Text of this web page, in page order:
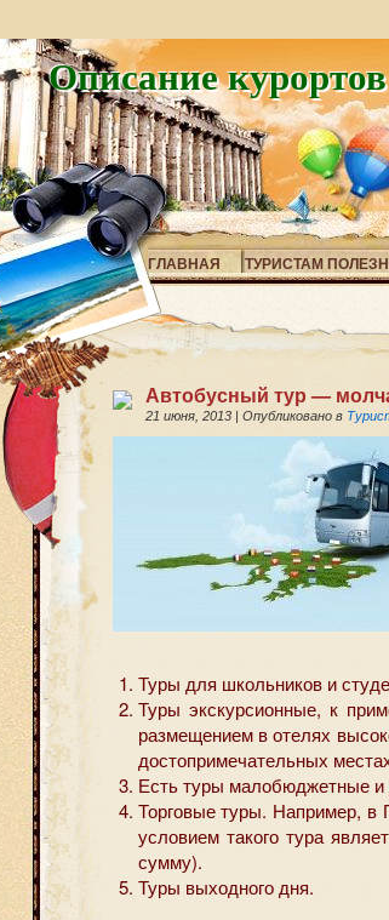
Описание
ГЛАВНАЯ ТУРИСТАМ
Автобусный тур —
21 июня, 2013 | Опубликовано в
Туры для школьников и
Туры экскурсионные, к
размещением в отелях
достопримечательных
Есть туры малобюджетные и
Торговые туры. Например,
условием такого тура
сумму).
Туры выходного дня.